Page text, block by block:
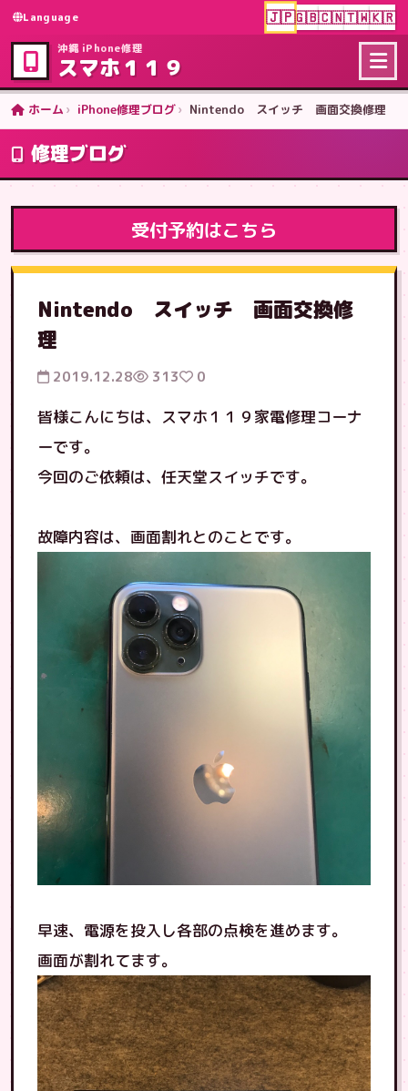
Language 🇯🇵🇬🇧🇨🇳🇹🇼🇰🇷
沖縄 iPhone修理
スマホ１１９
ホーム iPhone修理ブログ Nintendo スイッチ 画面交換修理
修理ブログ
受付予約はこちら
Nintendo スイッチ 画面交換修
理
2019.12.28 313 0
皆様こんにちは、スマホ１１９家電修理コーナ
ーです。
今回のご依頼は、任天堂スイッチです。
故障内容は、画面割れとのことです。
早速、電源を投入し各部の点検を進めます。
画面が割れてます。